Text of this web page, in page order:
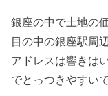
銀座の中で土地の
目の中の銀座駅周
アドレスは響きは
でとっつきやすいで